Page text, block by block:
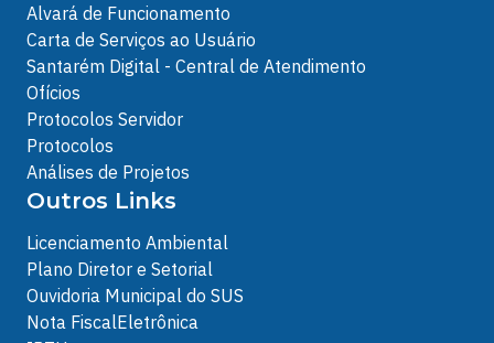
Alvará de Funcionamento
Carta de Serviços ao Usuário
Santarém Digital - Central de Atendimento
Ofícios
Protocolos Servidor
Protocolos
Análises de Projetos
Outros Links
Licenciamento Ambiental
Plano Diretor e Setorial
Ouvidoria Municipal do SUS
Nota FiscalEletrônica